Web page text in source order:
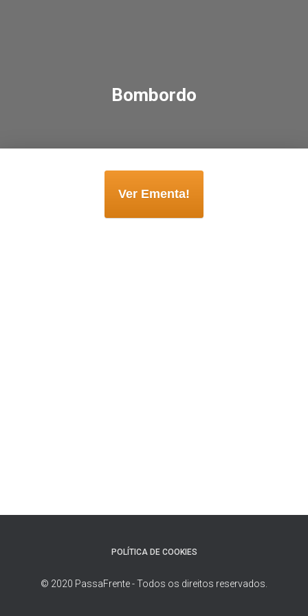
Bombordo
Ver Ementa!
POLÍTICA DE COOKIES
© 2020 PassaFrente - Todos os direitos reservados.